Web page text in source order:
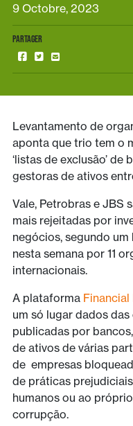
9 Octobre, 2023
PARTAGER
Levantamento de
aponta que trio tem o
‘listas de exclusão’ de
gestoras de ativos
Vale, Petrobras e JBS
mais rejeitadas por
negócios, segundo
nesta semana por 11
internacionais.
A plataforma Financial
um só lugar dados das
publicadas por
de ativos de várias
de empresas
de práticas
humanos ou ao
corrupção.